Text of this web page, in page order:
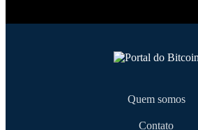
Quem somos
Contato